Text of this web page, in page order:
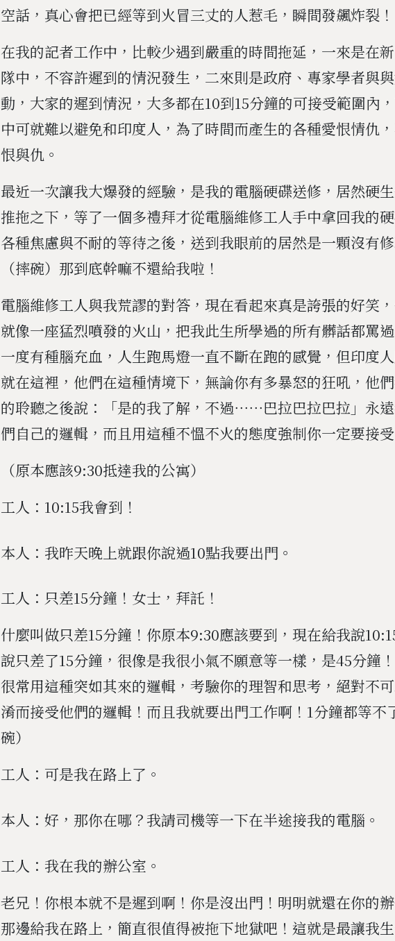
空話，真心會把已經等到火冒三丈的人惹毛，瞬間發飆炸裂！
在我的記者工作中，比較少遇到嚴重的時間拖延，一來是在
隊中，不容許遲到的情況發生，二來則是政府、專家學者與
動，大家的遲到情況，大多都在10到15分鐘的可接受範圍內
中可就難以避免和印度人，為了時間而產生的各種愛恨情仇
恨與仇。
最近一次讓我大爆發的經驗，是我的電腦硬碟送修，居然硬
推拖之下，等了一個多禮拜才從電腦維修工人手中拿回我的
各種焦慮與不耐的等待之後，送到我眼前的居然是一顆沒有修
（摔碗）那到底幹嘛不還給我啦！
電腦維修工人與我荒謬的對答，現在看起來真是誇張的好笑
就像一座猛烈噴發的火山，把我此生所學過的所有髒話都罵
一度有種腦充血，人生跑馬燈一直不斷在跑的感覺，但印度
就在這裡，他們在這種情境下，無論你有多暴怒的狂吼，他
的聆聽之後說：「是的我了解，不過⋯⋯巴拉巴拉巴拉」永
們自己的邏輯，而且用這種不慍不火的態度強制你一定要接受
（原本應該9:30抵達我的公寓）
工人：10:15我會到！
本人：我昨天晚上就跟你說過10點我要出門。
工人：只差15分鐘！女士，拜託！
什麼叫做只差15分鐘！你原本9:30應該要到，現在給我說
說只差了15分鐘，很像是我很小氣不願意等一樣，是45分鐘
很常用這種突如其來的邏輯，考驗你的理智和思考，絕對不
淆而接受他們的邏輯！而且我就要出門工作啊！1分鐘都等不
碗）
工人：可是我在路上了。
本人：好，那你在哪？我請司機等一下在半途接我的電腦。
工人：我在我的辦公室。
老兄！你根本就不是遲到啊！你是沒出門！明明就還在你的
那邊給我在路上，簡直很值得被拖下地獄吧！這就是最讓我生